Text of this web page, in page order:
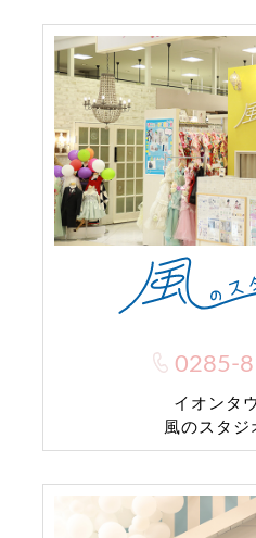
0285-
イオンタ
風のスタジ